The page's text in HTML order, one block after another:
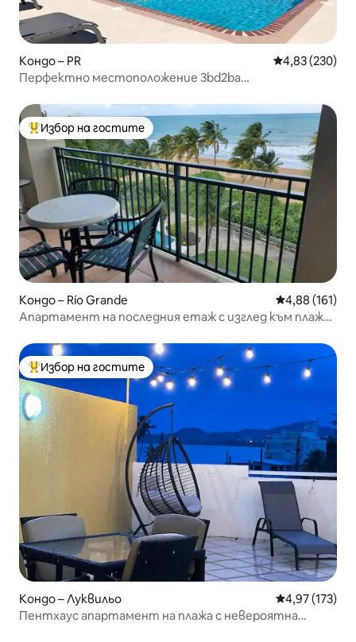
Кондо – PR Средна
4,83 (230)
Перфектно местоположение 3bd2ba
Най-популярен избор на гостите
Избор на гостите
Кондо – Río Grande Средна
4,88 (161)
Апартамент на последния етаж с изглед към плажа
Най-популярен избор на гостите
Избор на гостите
Кондо – Луквильо Средна
4,97 (173)
Пентхаус апартамент на плажа с невероятна